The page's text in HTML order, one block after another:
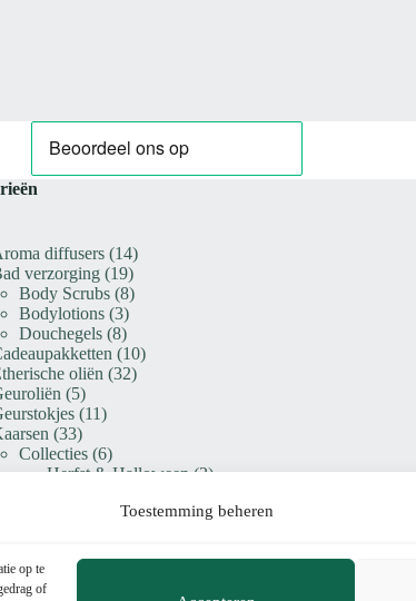
Toestemming beheren
op te
of
diffusers 1414
producten
verzorging 1919
producten
Body Scrubs 88
producten
Bodylotions 33
producten
Douchegels 88
producten
1010
oliën 3232
55
producten
1111
3333
producten
Collecties 66
producten
Herfst & Halloween 22
producten
Design kaarsen 1919
& Geurbranders
Geurbranders